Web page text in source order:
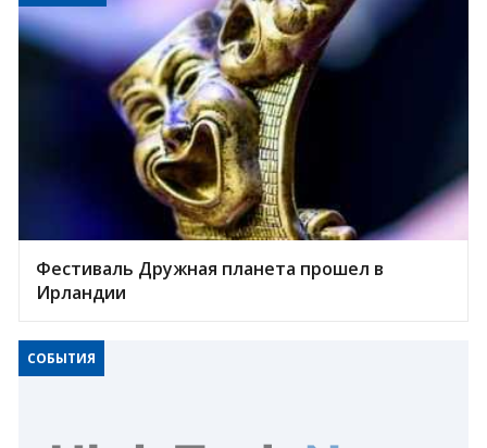
Фестиваль Дружная планета прошел в
Ирландии
СОБЫТИЯ